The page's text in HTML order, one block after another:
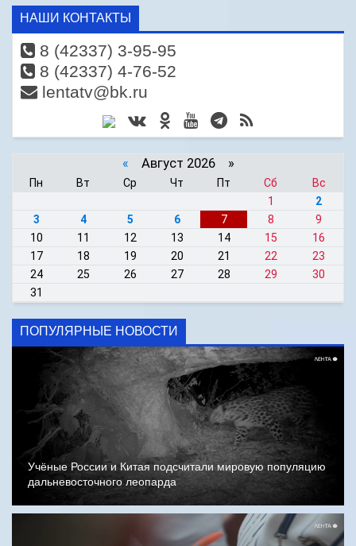
НАШИ КОНТАКТЫ
8 (42337) 3-95-95
8 (42337) 4-76-52
lentatv@bk.ru
« Август 2026 »
Пн Вт Ср Чт Пт Сб
Вс
1
2
3
4 5 6 7 8
9
10
11 12 13 14 15
16
17
18 19 20 21 22
23
24
25 26 27 28 29
30
31
ПОПУЛЯРНЫЕ НОВОСТИ
Учёные России и Китая подсчитали мировую популяцию
дальневосточного леопарда